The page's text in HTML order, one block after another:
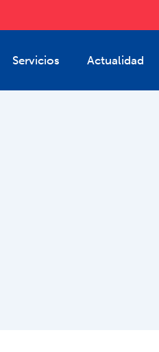
Servicios Actualidad